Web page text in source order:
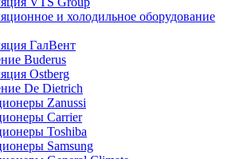
и холодильное оборудование
ГалВент
Buderus
Ostberg
De Dietrich
Zanussi
Carrier
Toshiba
Samsung